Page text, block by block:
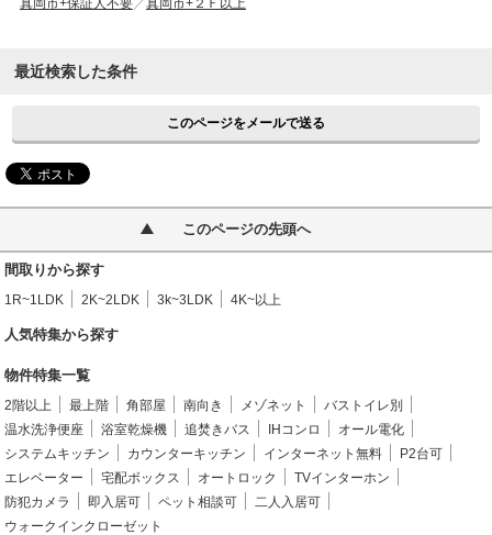
真岡市+保証人不要
真岡市+２Ｆ以上
最近検索した条件
このページをメールで送る
このページの先頭へ
間取りから探す
1R~1LDK 2K~2LDK 3k~3LDK 4K~以上
人気特集から探す
物件特集一覧
2階以上 最上階 角部屋 南向き メゾネット
バストイレ別
温水洗浄便座
浴室乾燥機 追焚きバス IHコンロ
オール電化
システムキッチン
カウンターキッチン インターネット無料
P2台可
エレベーター
宅配ボックス オートロック
TVインターホン
防犯カメラ
即入居可 ペット相談可
二人入居可
ウォークインクローゼット